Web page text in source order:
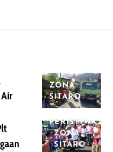
ZONA
SITARO
PERISTIWA
ZONA
SITARO